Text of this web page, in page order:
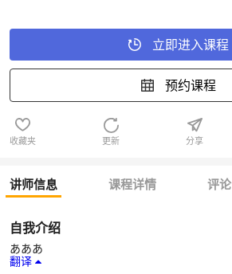
立即进入课程
预约课程
收藏夹 更新 分享
讲师信息 课程详情 评论
自我介绍
あああ
翻译